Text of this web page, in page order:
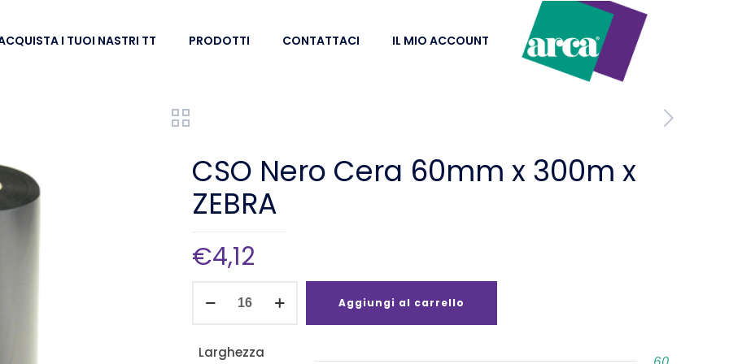
I TUOI NASTRI TT PRODOTTI CONTATTACI IL MIO ACCOUNT
CSO Nero Cera 60mm x 300m x
ZEBRA
€4,12
60mm
Aggiungi al carrello
Larghezza